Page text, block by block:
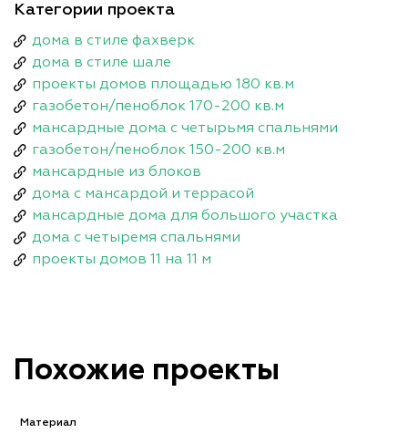
Категории проекта
дома в стиле фахверк
дома в стиле шале
проекты домов площадью 180 кв.м
газобетон/пеноблок 170-200 кв.м
мансардные дома с четырьмя спальнями
газобетон/пеноблок 150-200 кв.м
мансардные из блоков
дома с мансардой и террасой
мансардные дома для большого участка
дома с четыремя спальнями
проекты домов 11 на 11 м
Похожие проекты
Материал